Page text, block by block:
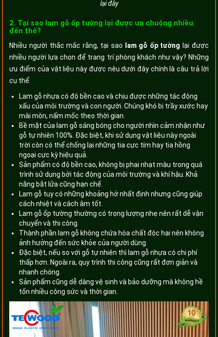
lại đây
2. Tại sao lam gỗ ốp tường lại được ưa chuộng nhiều
đến thế?
Nhiều người thắc mắc rằng, tại sao lam gỗ ốp tường lại được
nhiều người lựa chọn để trang trí phòng khách như vậy? Những
ưu điểm của vật liệu này được nêu dưới đây chính là câu trả lời
cụ thể.
Lam gỗ nhựa có độ bền cao và chịu được những tác động
xấu của môi trường và con người. Chúng khó bị trầy xước hay
mài mòn, nấm mốc theo thời gian.
Bề mặt của lam gỗ sáng bóng cho người nhìn cảm nhận như
gỗ tự nhiên 100%. Đặc biệt, khi sử dụng vật liệu này ngoài
trời còn có thể chống lại những tia cực tím hay tia hồng
ngoại cực kỳ hiệu quả.
Sản phẩm có độ bền cao, không bị phai nhạt màu trong quá
trình sử dụng bởi tác động của môi trường và khí hậu. Khả
năng bắt lửa cũng hạn chế.
Lam gỗ tuy có những khoảng hở nhất định nhưng cũng giúp
cách nhiệt và cách âm tốt.
Lam gỗ ốp tường thường có trọng lượng nhẹ nên rất dễ vận
chuyển và thi công.
Thành phần lam gỗ không chứa hóa chất độc hại nên không
ảnh hưởng đến sức khỏe của người dùng.
Đặc biệt, nếu so với gỗ tự nhiên thì lam gỗ nhựa có chi phí
thấp hơn. Ngoài ra, quy trình thi công cũng rất đơn giản và
nhanh chóng.
Sản phẩm cũng dễ dàng vệ sinh và bảo dưỡng mà không hề
tốn nhiều công sức và thời gian.